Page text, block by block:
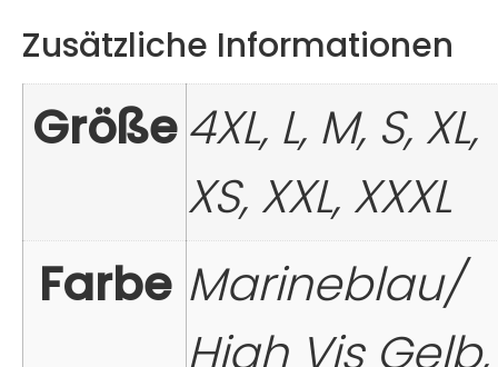
Zusätzliche Informationen
Größe 4XL, L, M, S, XL,
XS, XXL, XXXL
Farbe Marineblau/
High Vis Gelb,